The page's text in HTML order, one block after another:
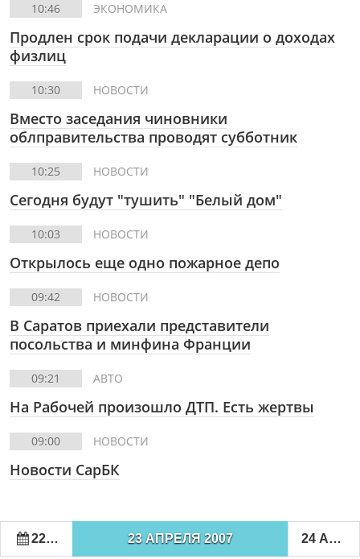
10:46 ЭКОНОМИКА
Продлен срок подачи декларации о доходах
физлиц
10:30 НОВОСТИ
Вместо заседания чиновники
облправительства проводят субботник
10:25 НОВОСТИ
Сегодня будут "тушить" "Белый дом"
10:03 НОВОСТИ
Открылось еще одно пожарное депо
09:42 НОВОСТИ
В Саратов приехали представители
посольства и минфина Франции
09:21 АВТО
На Рабочей произошло ДТП. Есть жертвы
09:00 НОВОСТИ
Новости СарБК
22 АПРЕЛЯ 2007 23 АПРЕЛЯ 2007 24 АПРЕЛЯ 2007